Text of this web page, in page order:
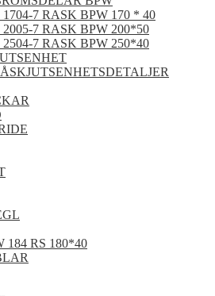
1704-7 RASK BPW 170 * 40
2005-7 RASK BPW 200*50
2504-7 RASK BPW 250*40
184 RS 180*40